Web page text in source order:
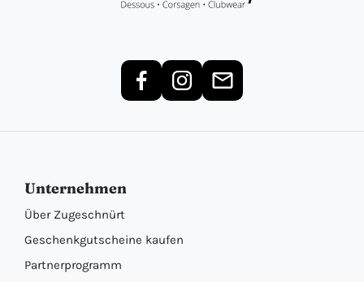
Unternehmen
Über Zugeschnürt
Geschenkgutscheine kaufen
Partnerprogramm